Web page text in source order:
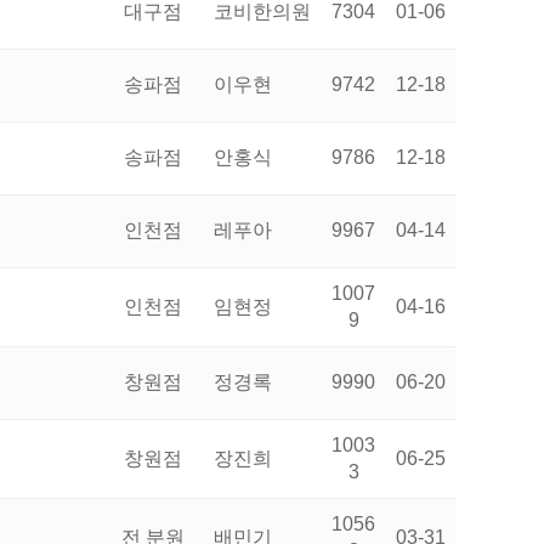
대구점 코비한의원 7304 01-06
송파점 이우현 9742 12-18
송파점 안홍식 9786 12-18
인천점 레푸아 9967 04-14
인천점 임현정
1007
9
04-16
창원점 정경록 9990 06-20
창원점 장진희
1003
3
06-25
전 분원 배민기
1056
03-31